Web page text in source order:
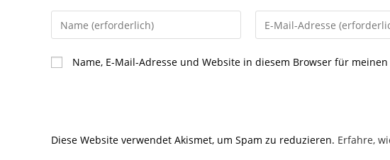
Gib
deinen
Namen
oder
ein
Gib
deine
ein
Name, E-Mail-Adresse und Website in diesem Browser für
Diese Website verwendet Akismet, um Spam zu reduzieren. Erfahre,